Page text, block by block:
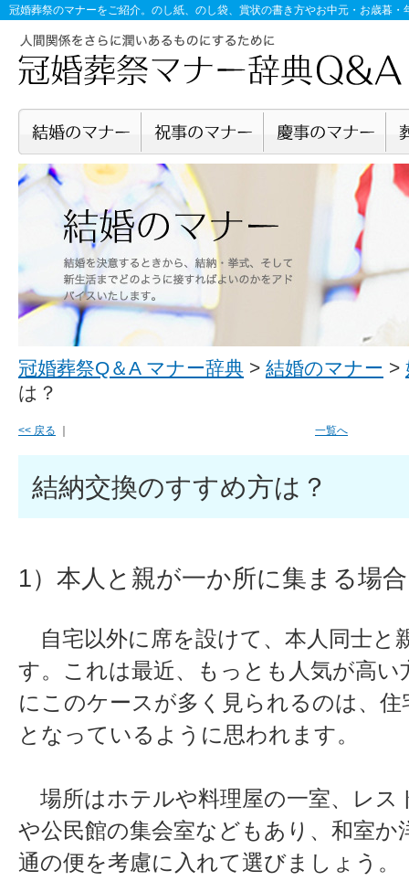
冠婚葬祭のマナーをご紹介。のし紙、のし袋、賞状の書き方やお中元・お歳暮
冠婚葬祭Q＆A マナー辞典 > 結婚のマナー >
は？
<< 戻る ｜ 一覧へ
結納交換のすすめ方は？
1）本人と親が一か所に集まる場合
自宅以外に席を設けて、本人同士と
す。これは最近、もっとも人気が高
にこのケースが多く見られるのは、
となっているように思われます。
場所はホテルや料理屋の一室、レス
や公民館の集会室などもあり、和室か
通の便を考慮に入れて選びましょう。